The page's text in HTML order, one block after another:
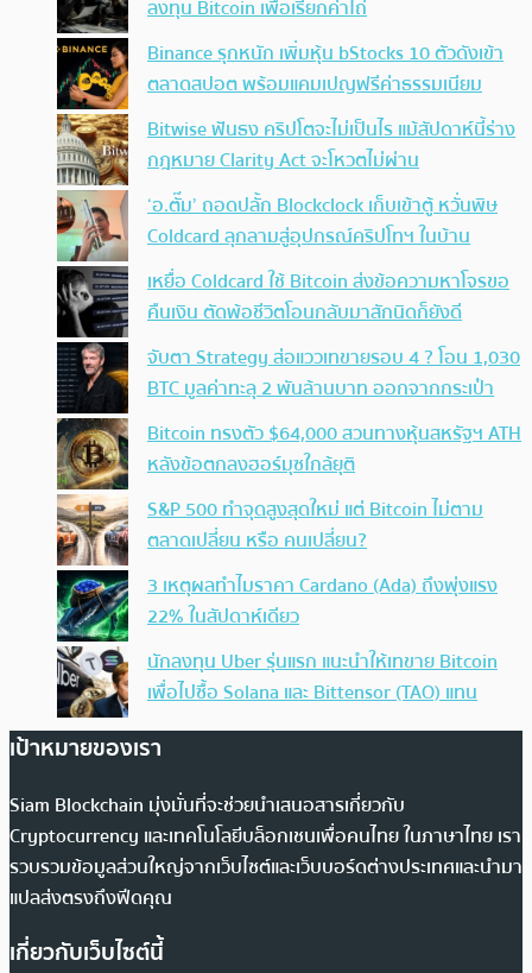
ลงทุน Bitcoin เพื่อเรียกค่าไถ่
Binance รุกหนัก เพิ่มหุ้น bStocks 10 ตัวดังเข้า
ตลาดสปอต พร้อมแคมเปญฟรีค่าธรรมเนียม
Bitwise ฟันธง คริปโตจะไม่เป็นไร แม้สัปดาห์นี้ร่าง
กฎหมาย Clarity Act จะโหวตไม่ผ่าน
‘อ.ตั๊ม’ ถอดปลั้ก Blockclock เก็บเข้าตู้ หวั่นพิษ
Coldcard ลุกลามสู่อุปกรณ์คริปโทฯ ในบ้าน
เหยื่อ Coldcard ใช้ Bitcoin ส่งข้อความหาโจรขอ
คืนเงิน ตัดพ้อชีวิตโอนกลับมาสักนิดก็ยังดี
จับตา Strategy ส่อแววเทขายรอบ 4 ? โอน 1,030
BTC มูลค่าทะลุ 2 พันล้านบาท ออกจากกระเป๋า
Bitcoin ทรงตัว $64,000 สวนทางหุ้นสหรัฐฯ ATH
หลังข้อตกลงฮอร์มุซใกล้ยุติ
S&P 500 ทำจุดสูงสุดใหม่ แต่ Bitcoin ไม่ตาม
ตลาดเปลี่ยน หรือ คนเปลี่ยน?
3 เหตุผลทำไมราคา Cardano (Ada) ถึงพุ่งแรง
22% ในสัปดาห์เดียว
นักลงทุน Uber รุ่นแรก แนะนำให้เทขาย Bitcoin
เพื่อไปซื้อ Solana และ Bittensor (TAO) แทน
เป้าหมายของเรา
Siam Blockchain มุ่งมั่นที่จะช่วยนำเสนอสารเกี่ยวกับ
Cryptocurrency และเทคโนโลยีบล็อกเชนเพื่อคนไทย ในภาษาไทย เรา
รวบรวมข้อมูลส่วนใหญ่จากเว็บไซต์และเว็บบอร์ดต่างประเทศและนำมา
แปลส่งตรงถึงฟีดคุณ
เกี่ยวกับเว็บไซต์นี้